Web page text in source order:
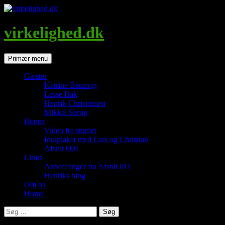
Hop
indhold
virkelighed.dk
SøgPrimær menu
Gæster
Katrine Baunvig
Lasse Bak
Henrik Christensen
Mikkel Serup
Bonus
Video fra studiet
Idolplakat med Lars og Christian
Afsnit 000
Links
Anbefalinger fra Afsnit 011
Henriks blog
Om os
Home
Søg
efter: